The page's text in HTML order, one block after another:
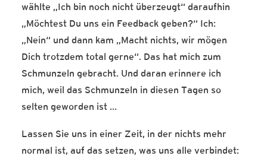
wählte „Ich bin noch nicht überzeugt“ daraufhin
„Möchtest Du uns ein Feedback geben?“ Ich:
„Nein“ und dann kam „Macht nichts, wir mögen
Dich trotzdem total gerne“. Das hat mich zum
Schmunzeln gebracht. Und daran erinnere ich
mich, weil das Schmunzeln in diesen Tagen so
selten geworden ist …
Lassen Sie uns in einer Zeit, in der nichts mehr
normal ist, auf das setzen, was uns alle verbindet: